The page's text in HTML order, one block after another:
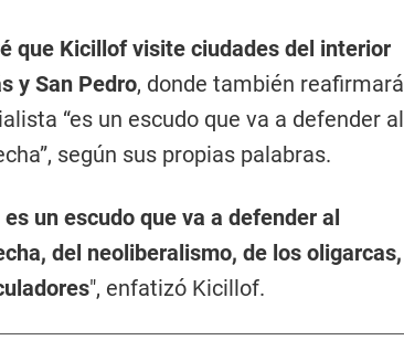
que Kicillof visite ciudades del interior
y San Pedro, donde también reafirmará
“es un escudo que va a defender al
según sus propias palabras.
un escudo que va a defender al
del neoliberalismo, de los oligarcas,
", enfatizó Kicillof.